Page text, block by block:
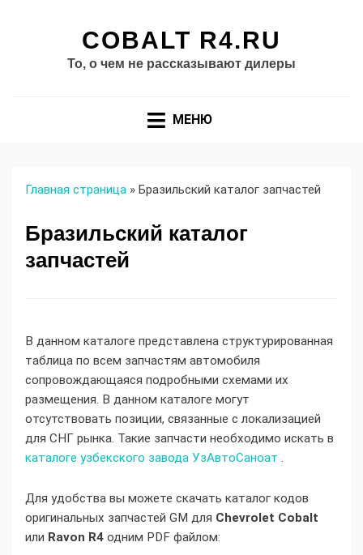
COBALT R4.RU
То, о чем не рассказывают дилеры
МЕНЮ
Главная страница » Бразильский каталог запчастей
Бразильский каталог
запчастей
В данном каталоге представлена структурированная
таблица по всем запчастям автомобиля
сопровождающаяся подробными схемами их
размещения. В данном каталоге могут
отсутствовать позиции, связанные с локализацией
для СНГ рынка. Такие запчасти необходимо искать в
каталоге узбекского завода УзАвтоСаноат .
Для удобства вы можете скачать каталог кодов
оригинальных запчастей GM для Chevrolet Cobalt
или Ravon R4 одним PDF файлом: